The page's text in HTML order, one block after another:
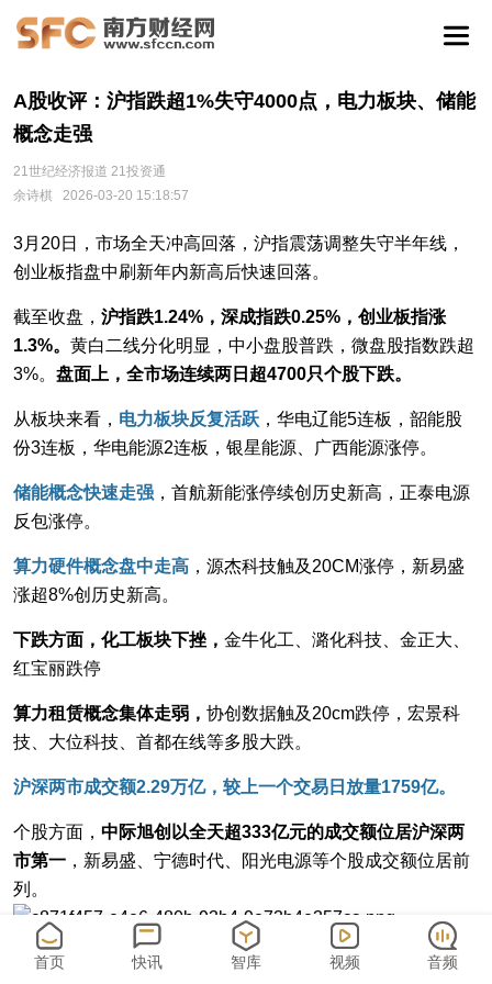
A股收评：沪指跌超1%失守4000点，电力板块、储能
概念走强
21世纪经济报道 21投资通
余诗棋
2026-03-20 15:18:57
3月20日，市场全天冲高回落，沪指震荡调整失守半年线，
创业板指盘中刷新年内新高后快速回落。
截至收盘， 沪指跌1.24%，深成指跌0.25%，创业板指涨
1.3%。 黄白二线分化明显，中小盘股普跌，微盘股指数跌超
3%。 盘面上，全市场连续两日超4700只个股下跌。
从板块来看， 电力板块反复活跃 ，华电辽能5连板，韶能股
份3连板，华电能源2连板，银星能源、广西能源涨停。
储能概念快速走强 ，首航新能涨停续创历史新高，正泰电源
反包涨停。
算力硬件概念盘中走高 ，源杰科技触及20CM涨停，新易盛
涨超8%创历史新高。
下跌方面，化工板块下挫， 金牛化工、潞化科技、金正大、
红宝丽跌停
算力租赁概念集体走弱， 协创数据触及20cm跌停，宏景科
技、大位科技、首都在线等多股大跌。
沪深两市成交额2.29万亿，较上一个交易日放量1759亿。
个股方面， 中际旭创以全天超333亿元的成交额位居沪深两
市第一 ，新易盛、宁德时代、阳光电源等个股成交额位居前
列。
首页 快讯 智库 视频 音频